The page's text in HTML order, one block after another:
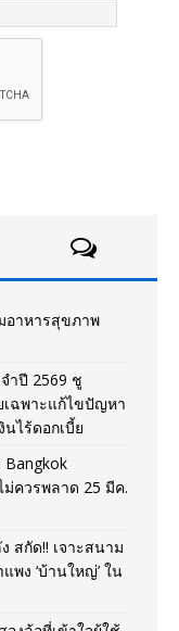
อาหารสุขภาพ
ำปี 2569 ชู
ฉพาะแก้ไขปัญหา
ไร้ดอกเบี้ย
ควรพลาด 25 มีค.
สกัด!! เจาะสนาม
พง ‘บ้านใหญ่’ ใน